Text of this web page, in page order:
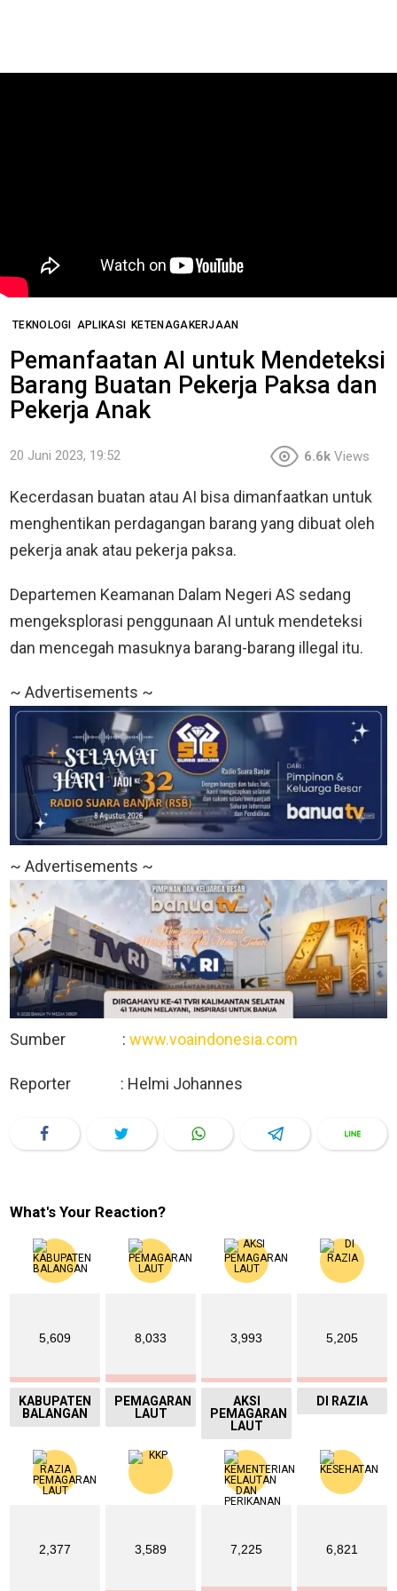
TEKNOLOGI APLIKASI KETENAGAKERJAAN
Pemanfaatan AI untuk Mendeteksi
Barang Buatan Pekerja Paksa dan
Pekerja Anak
20 Juni 2023, 19:52 6.6k Views
Kecerdasan buatan atau AI bisa dimanfaatkan untuk
menghentikan perdagangan barang yang dibuat oleh
pekerja anak atau pekerja paksa.
Departemen Keamanan Dalam Negeri AS sedang
mengeksplorasi penggunaan AI untuk mendeteksi
dan mencegah masuknya barang-barang illegal itu.
~ Advertisements ~
~ Advertisements ~
Sumber : www.voaindonesia.com
Reporter : Helmi Johannes
What's Your Reaction?
5,609
KABUPATEN
BALANGAN
8,033
PEMAGARAN
LAUT
3,993
AKSI
PEMAGARAN
LAUT
5,205
DI RAZIA
2,377 3,589 7,225 6,821